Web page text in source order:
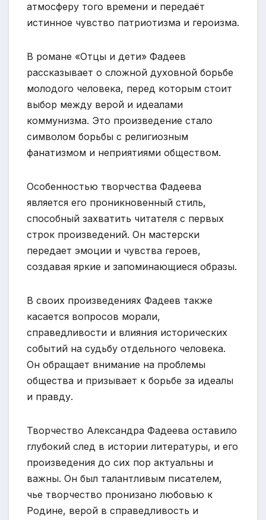
атмосферу того времени и передаёт
истинное чувство патриотизма и героизма.
В романе «Отцы и дети» Фадеев
рассказывает о сложной духовной борьбе
молодого человека, перед которым стоит
выбор между верой и идеалами
коммунизма. Это произведение стало
символом борьбы с религиозным
фанатизмом и неприятиями обществом.
Особенностью творчества Фадеева
является его проникновенный стиль,
способный захватить читателя с первых
строк произведений. Он мастерски
передает эмоции и чувства героев,
создавая яркие и запоминающиеся образы.
В своих произведениях Фадеев также
касается вопросов морали,
справедливости и влияния исторических
событий на судьбу отдельного человека.
Он обращает внимание на проблемы
общества и призывает к борьбе за идеалы
и правду.
Творчество Александра Фадеева оставило
глубокий след в истории литературы, и его
произведения до сих пор актуальны и
важны. Он был талантливым писателем,
чье творчество пронизано любовью к
Родине, верой в справедливость и